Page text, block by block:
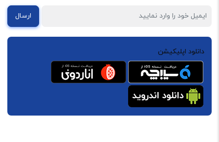
ارسال
دانلود اپلیکیشن